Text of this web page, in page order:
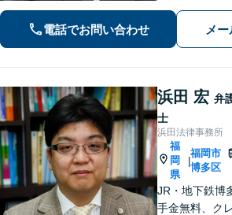
対応可能：通
ポート】
電話でお問い合わせ メ
浜田 宏 弁
士
浜田法律事務所
福
岡
県
|
福岡市
博多区
JR・地下鉄博
手金無料、ク